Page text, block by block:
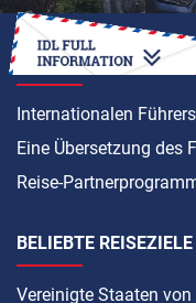
ANLEITUNG
Internationalen
Eine Übersetzung des
Reise-
BELIEBTE REISEZIELE
Vereinigte Staaten von